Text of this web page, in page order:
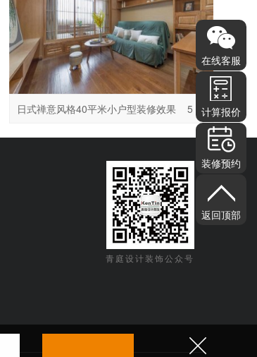
日式禅意风格40平米小户型装修效果
图
5 张
青庭设计装饰公众号
在线客服
计算报价
装修预约
返回顶部